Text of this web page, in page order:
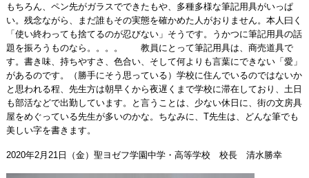
もちろん、ペン先がガラスでできたもや、多種多様な筆記用具がいっぱ
い。残念ながら、まだ誰もその実態を確かめた人がおりません。本人曰く
「使い終わっても捨てるのが忍びない」そうです。うかつに筆記用具の話
題を振ろうものなら。。。。 教員にとって筆記用具は、商売道具で
す。書き味、持ちやすさ、色合い、そして何よりも言葉にできない「愛」
があるのです。（勝手にそう思っている）学校に住んでいるのではないか
と思われる程、先生方は朝早くから夜遅くまで学校に滞在しており、土日
も部活などで出勤しています。と言うことは、少ない休日に、街の文房具
屋をめぐっている先生が多いのかな。ちなみに、T先生は、どんな筆でも
美しい字を書きます。
2020年2月21日（金）聖ヨゼフ学園中学・高等学校 校長 清水勝幸